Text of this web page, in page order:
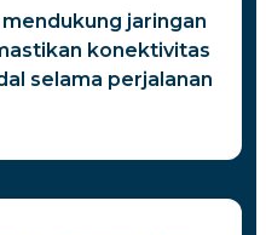
jaringan
konektivitas
selama perjalanan